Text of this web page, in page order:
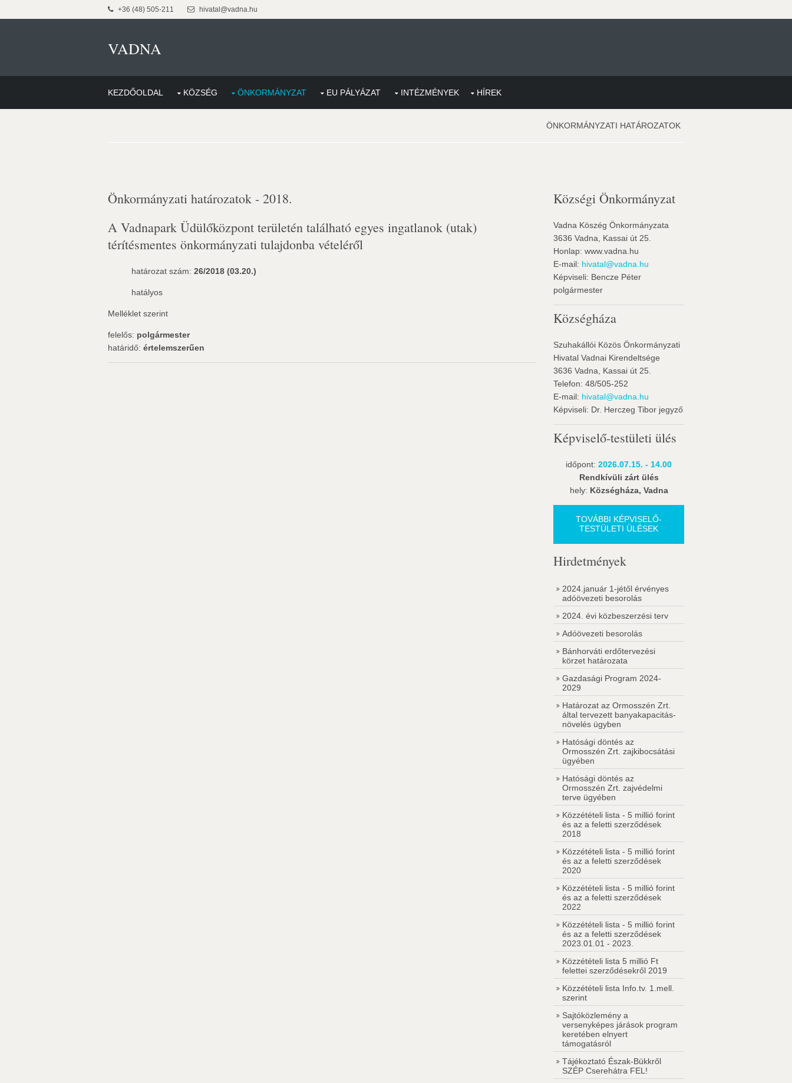
+36 (48) 505-211 hivatal@vadna.hu
VADNA
KEZDŐOLDAL KÖZSÉG ÖNKORMÁNYZAT EU PÁLYÁZAT INTÉZMÉNYEK HÍREK
ÖNKORMÁNYZATI HATÁROZATOK
Önkormányzati határozatok - 2018.
A Vadnapark Üdülőközpont területén található egyes ingatlanok (utak)
térítésmentes önkormányzati tulajdonba vételéről
határozat szám: 26/2018 (03.20.)
hatályos
Melléklet szerint
felelős: polgármester
határidő: értelemszerűen
Községi Önkormányzat
Vadna Köszég Önkormányzata
3636 Vadna, Kassai út 25.
Honlap: www.vadna.hu
E-mail: hivatal@vadna.hu
Képviseli: Bencze Péter
polgármester
Községháza
Szuhakállói Közös Önkormányzati
Hivatal Vadnai Kirendeltsége
3636 Vadna, Kassai út 25.
Telefon: 48/505-252
E-mail: hivatal@vadna.hu
Képviseli: Dr. Herczeg Tibor jegyző
Képviselő-testületi ülés
időpont: 2026.07.15. - 14.00
Rendkívüli zárt ülés
hely: Községháza, Vadna
TOVÁBBI KÉPVISELŐ-
TESTÜLETI ÜLÉSEK
Hirdetmények
2024.január 1-jétől érvényes
adóövezeti besorolás
2024. évi közbeszerzési terv
Adóövezeti besorolás
Bánhorváti erdőtervezési
körzet határozata
Gazdasági Program 2024-
2029
Határozat az Ormosszén Zrt.
által tervezett banyakapacitás-
növelés ügyben
Hatósági döntés az
Ormosszén Zrt. zajkibocsátási
ügyében
Hatósági döntés az
Ormosszén Zrt. zajvédelmi
terve ügyében
Közzétételi lista - 5 millió forint
és az a feletti szerződések
2018
Közzétételi lista - 5 millió forint
és az a feletti szerződések
2020
Közzétételi lista - 5 millió forint
és az a feletti szerződések
2022
Közzétételi lista - 5 millió forint
és az a feletti szerződések
2023.01.01 - 2023.
Közzétételi lista 5 millió Ft
felettei szerződésekről 2019
Közzétételi lista Info.tv. 1.mell.
szerint
Sajtóközlemény a
versenyképes járások program
keretében elnyert
támogatásról
Tájékoztató Észak-Bükkről
SZÉP Cserehátra FEL!